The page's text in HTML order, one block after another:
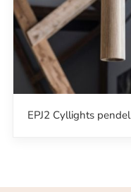
EPJ2 Cyllights pendel